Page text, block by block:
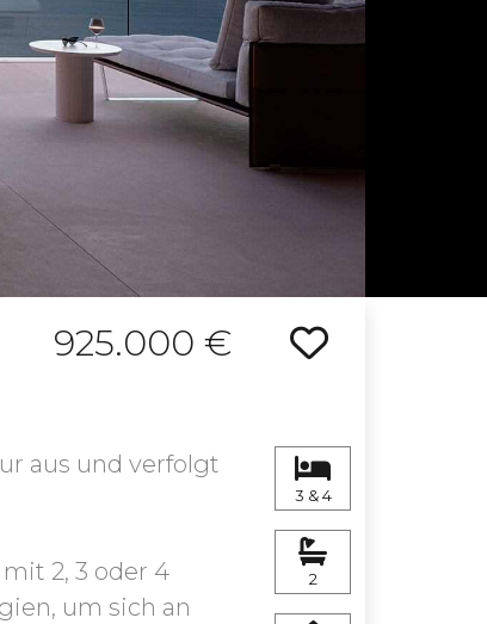
925.000 €
aus und verfolgt
2, 3 oder 4
um sich an
3 & 4
2